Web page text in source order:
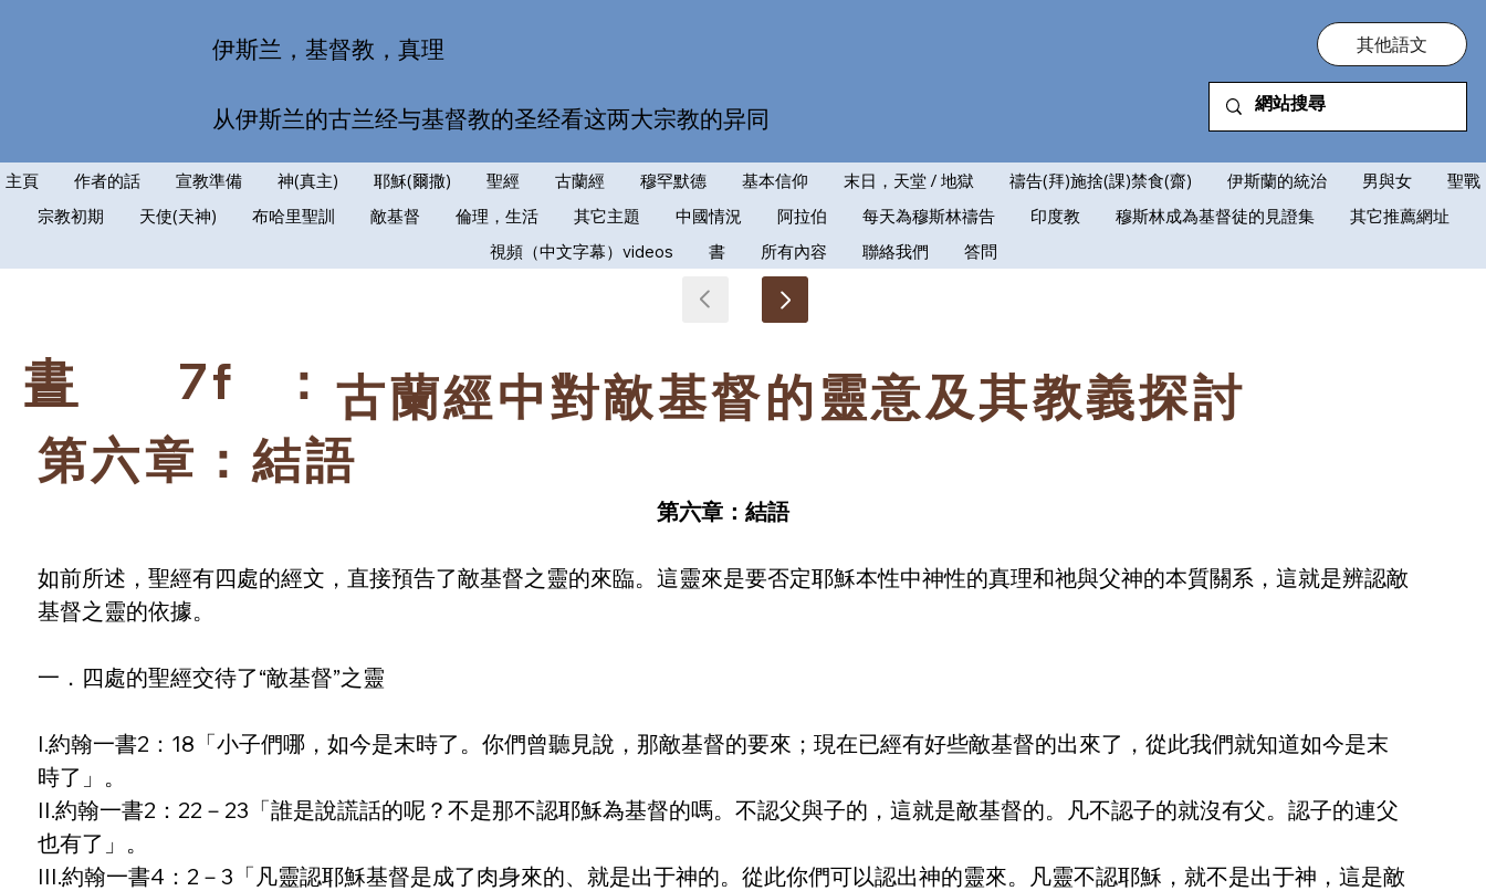
伊斯兰，基督教，真理
从伊斯兰的古兰经与基督教的圣经看这两大宗教的异同
其他語文
主頁 作者的話 宣教準備 神(真主) 耶穌(爾撒) 聖經 古蘭經 穆罕默德 基本信仰 末日，天堂 / 地獄 禱告(拜)施捨(課)禁食(齋) 伊斯蘭的統治 男與女
聖戰
宗教初期
天使(天神) 布哈里聖訓 敵基督 倫理，生活 其它主題 中國情況 阿拉伯 每天為穆斯林禱告 印度教 穆斯林成為基督徒的見證集
其它推薦網址
視頻（中文字幕）videos
書 所有內容 聯絡我們 答問
第六章：結語
古蘭經中對敵基督的靈意及其教義探討
書
第六章：結語
如前所述，聖經有四處的經文，直接預告了敵基督之靈的來臨。這靈來是要否定耶穌本性中神性的真理和祂與父神的本質關系，這就是辨認敵
基督之靈的依據。
一．四處的聖經交待了“敵基督”之靈
I.約翰一書2：18「小子們哪，如今是末時了。你們曾聽見說，那敵基督的要來；現在已經有好些敵基督的出來了，從此我們就知道如今是末
時了」。
II.約翰一書2：22－23「誰是說謊話的呢？不是那不認耶穌為基督的嗎。不認父與子的，這就是敵基督的。凡不認子的就沒有父。認子的連父
也有了」。
III.約翰一書4：2－3「凡靈認耶穌基督是成了肉身來的、就是出于神的。從此你們可以認出神的靈來。凡靈不認耶穌，就不是出于神，這是敵
7f ：